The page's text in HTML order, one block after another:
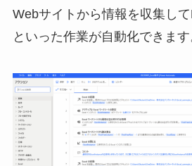
Webサイトから情報を収集して
といった作業が自動化できます